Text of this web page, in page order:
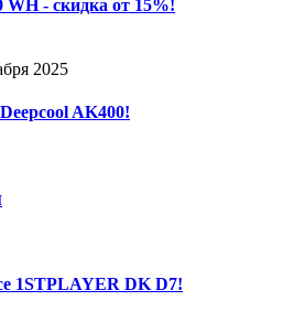
WH - скидка от 15%!
2025
AK400!
1STPLAYER DK D7!